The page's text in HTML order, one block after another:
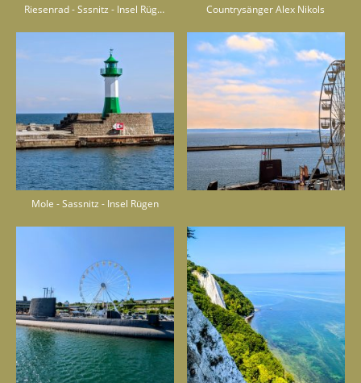
Riesenrad - Sssnitz - Insel Rügen Countrysänger Alex Nikols
Mole - Sassnitz - Insel Rügen